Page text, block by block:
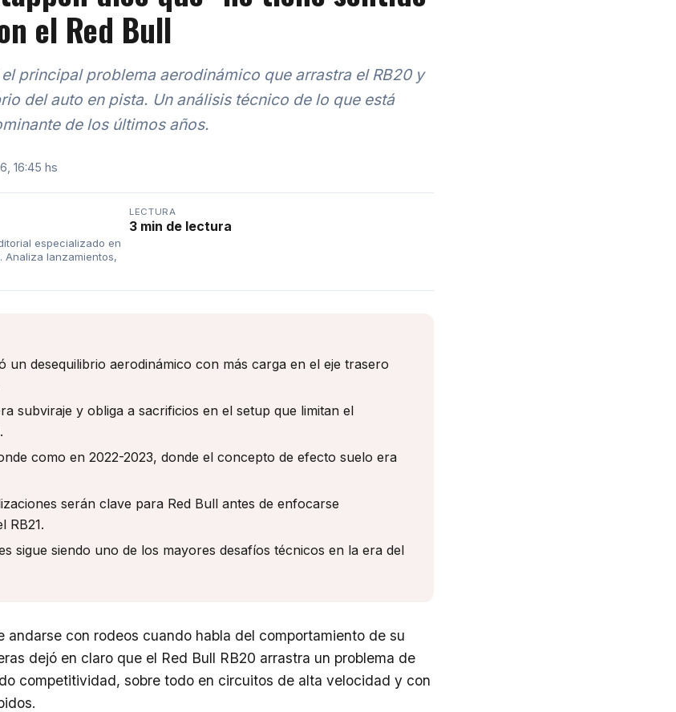
el Red Bull
principal problema aerodinámico que arrastra el RB20 y
del auto en pista. Un análisis técnico de lo que está
de los últimos años.
16:45 hs
especializado en
Analiza lanzamientos,
LECTURA
3 min de lectura
un desequilibrio aerodinámico con más carga en el eje trasero
subviraje y obliga a sacrificios en el setup que limitan el
como en 2022-2023, donde el concepto de efecto suelo era
serán clave para Red Bull antes de enfocarse
RB21.
sigue siendo uno de los mayores desafíos técnicos en la era del
andarse con rodeos cuando habla del comportamiento de su
dejó en claro que el Red Bull RB20 arrastra un problema de
competitividad, sobre todo en circuitos de alta velocidad y con